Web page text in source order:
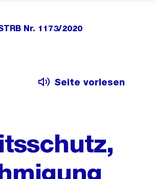
Nr. 1173/2020
Seite vorlesen